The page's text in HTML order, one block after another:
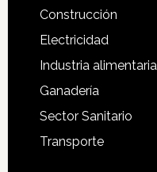
Construcción
Electricidad
Industria alimentaria
Ganadería
Sector Sanitario
Transporte